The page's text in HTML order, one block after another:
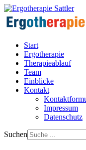
Start
Ergotherapie
Therapieablauf
Team
Einblicke
Kontakt
Impressum
Datenschutz
Suchen